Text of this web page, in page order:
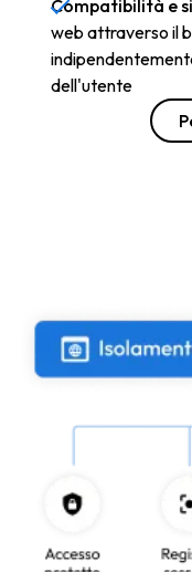
Compatibilità e
web attraverso il
dell'utente